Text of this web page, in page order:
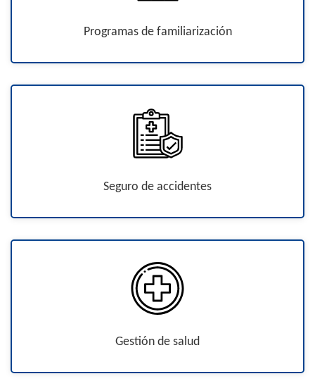
Programas de familiarización
Seguro de accidentes
Gestión de salud